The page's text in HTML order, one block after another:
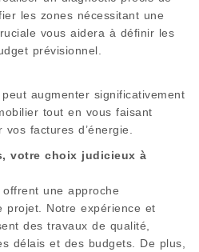
les zones nécessitant une
vous aidera à définir les
prévisionnel.
augmenter significativement
tout en vous faisant
factures d’énergie.
votre choix judicieux à
une approche
projet. Notre expérience et
des travaux de qualité,
délais et des budgets. De plus,